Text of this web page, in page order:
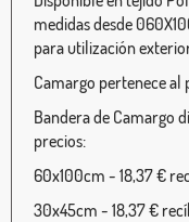
medidas desde
para utilización
Camargo pertenece al
Bandera de Camargo
precios:
60x100cm - 18,37 €
30x45cm - 18,37 €